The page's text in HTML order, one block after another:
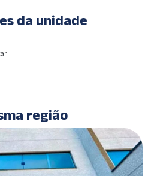
da unidade
região